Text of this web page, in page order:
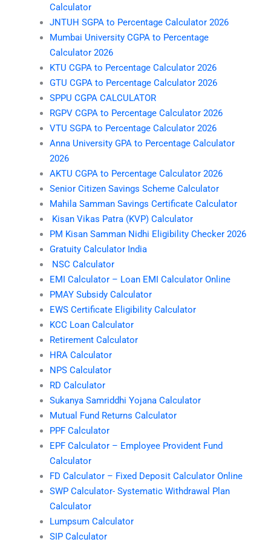
Calculator
JNTUH SGPA to Percentage Calculator 2026
Mumbai University CGPA to Percentage
Calculator 2026
KTU CGPA to Percentage Calculator 2026
GTU CGPA to Percentage Calculator 2026
SPPU CGPA CALCULATOR
RGPV CGPA to Percentage Calculator 2026
VTU SGPA to Percentage Calculator 2026
Anna University GPA to Percentage Calculator
2026
AKTU CGPA to Percentage Calculator 2026
Senior Citizen Savings Scheme Calculator
Mahila Samman Savings Certificate Calculator
Kisan Vikas Patra (KVP) Calculator
PM Kisan Samman Nidhi Eligibility Checker 2026
Gratuity Calculator India
NSC Calculator
EMI Calculator – Loan EMI Calculator Online
PMAY Subsidy Calculator
EWS Certificate Eligibility Calculator
KCC Loan Calculator
Retirement Calculator
HRA Calculator
NPS Calculator
RD Calculator
Sukanya Samriddhi Yojana Calculator
Mutual Fund Returns Calculator
PPF Calculator
EPF Calculator – Employee Provident Fund
Calculator
FD Calculator – Fixed Deposit Calculator Online
SWP Calculator- Systematic Withdrawal Plan
Calculator
Lumpsum Calculator
SIP Calculator